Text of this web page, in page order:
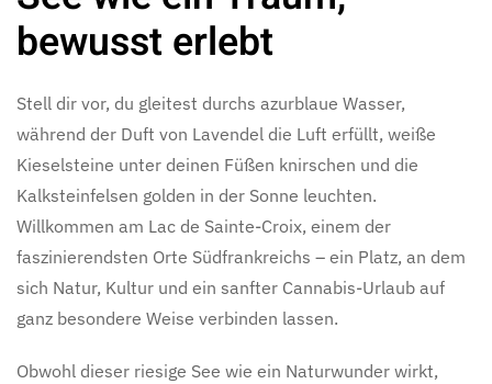
bewusst erlebt
Stell dir vor, du gleitest durchs azurblaue Wasser,
während der Duft von Lavendel die Luft erfüllt, weiße
Kieselsteine unter deinen Füßen knirschen und die
Kalksteinfelsen golden in der Sonne leuchten.
Willkommen am Lac de Sainte-Croix, einem der
faszinierendsten Orte Südfrankreichs – ein Platz, an dem
sich Natur, Kultur und ein sanfter Cannabis-Urlaub auf
ganz besondere Weise verbinden lassen.
Obwohl dieser riesige See wie ein Naturwunder wirkt,